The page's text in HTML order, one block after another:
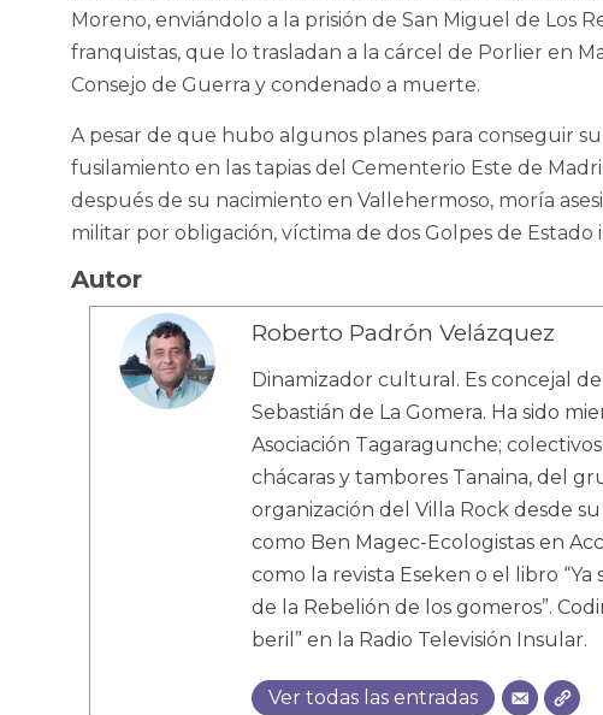
Moreno, enviándolo a la prisión de San Miguel de Los
franquistas, que lo trasladan a la cárcel de Porlier en
Consejo de Guerra y condenado a muerte.
A pesar de que hubo algunos planes para conseguir
fusilamiento en las tapias del Cementerio Este de
después de su nacimiento en Vallehermoso, moría
militar por obligación, víctima de dos Golpes de Estado
Autor
Roberto Padrón Velázquez
Dinamizador cultural. Es concejal
Sebastián de La Gomera. Ha sido
Asociación Tagaragunche;
chácaras y tambores Tanaina, del
organización del Villa Rock desde
como Ben Magec-Ecologistas en
como la revista Eseken o el libro
de la Rebelión de los gomeros”.
beril” en la Radio Televisión Insular.
Ver todas las entradas